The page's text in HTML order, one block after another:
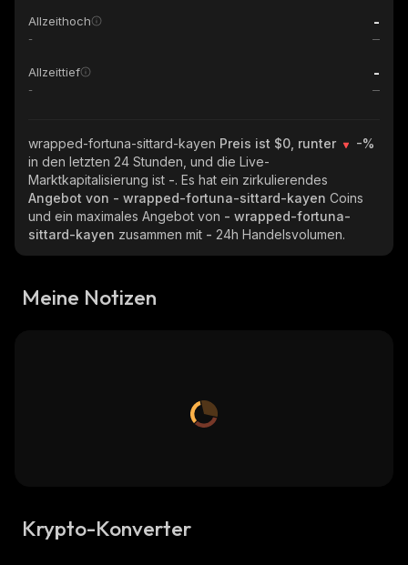
Allzeithoch -
-
Allzeittief -
-
wrapped-fortuna-sittard-kayen Preis ist $0, runter
-%
in den letzten 24 Stunden, und die Live-
Marktkapitalisierung ist -. Es hat ein zirkulierendes
Angebot von - wrapped-fortuna-sittard-kayen Coins
und ein maximales Angebot von - wrapped-fortuna-
sittard-kayen zusammen mit - 24h Handelsvolumen.
Meine Notizen
Krypto-Konverter